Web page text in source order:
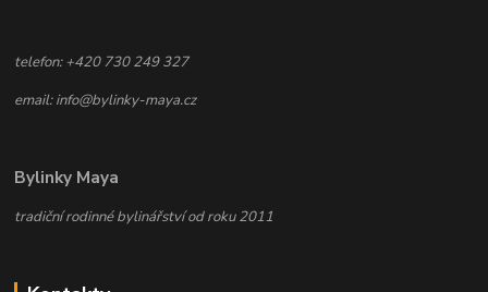
telefon: +420 730 249 327
email: info@bylinky-maya.cz
Bylinky Maya
tradiční rodinné bylinářství od roku 2011